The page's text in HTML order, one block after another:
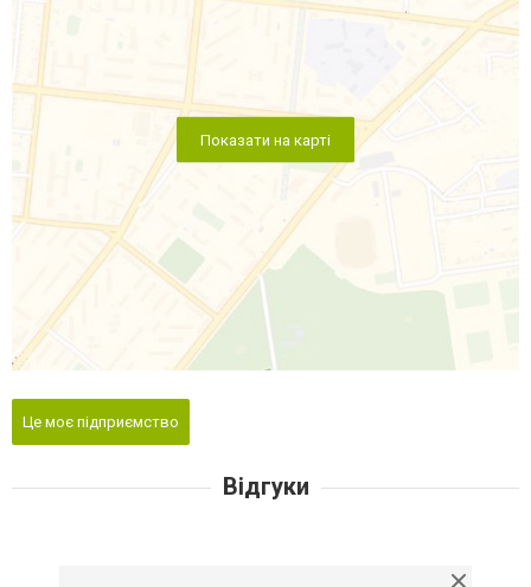
Показати на карті
Це моє підприємство
Відгуки